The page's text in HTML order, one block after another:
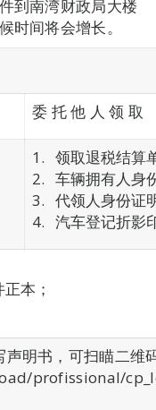
到南湾财政局大楼
时间将会增长。
委 托 他 人 领 取
领取退税结算
车辆拥有人身
代领人身份证
汽车登记折影
本；
明书，可扫瞄二维
profissional/